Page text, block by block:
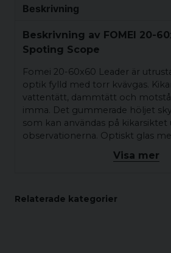
Beskrivning
Beskrivning av FOMEI 20-
Spoting Scope
Fomei 20-60x60 Leader är
optik fylld med torr kvävgas.
vattentätt, dammtätt och
imma. Det gummerade höljet
som kan användas på kikarsiktet
observationerna. Optiskt glas
garanterar utmärkt bildkvalitet,
Visa mer
Relaterade kategorier